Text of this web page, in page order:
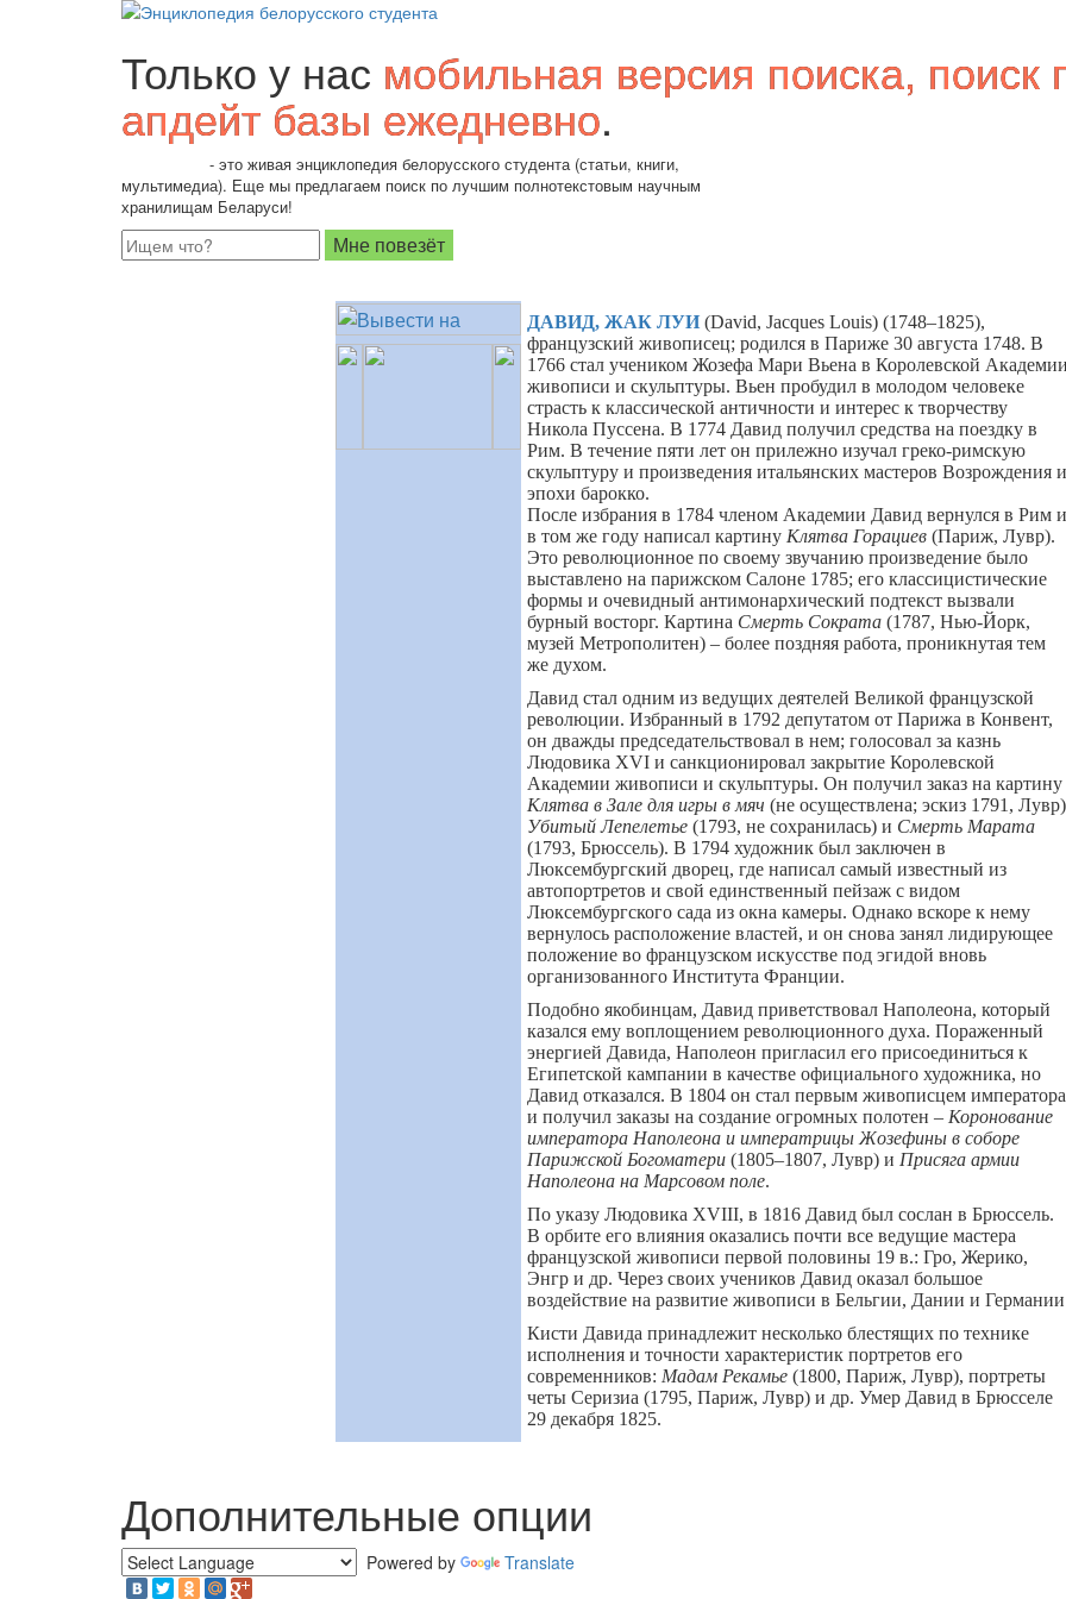
Только у нас мобильная версия поиска, поиск
апдейт базы ежедневно.
- это живая энциклопедия белорусского студента (статьи, книги,
мультимедиа). Еще мы предлагаем поиск по лучшим полнотекстовым научным
хранилищам Беларуси!
ДАВИД, ЖАК ЛУИ (David, Jacques Louis) (1748–1825),
французский живописец; родился в Париже 30 августа 1748. В
1766 стал учеником Жозефа Мари Вьена в Королевской
живописи и скульптуры. Вьен пробудил в молодом человеке
страсть к классической античности и интерес к творчеству
Никола Пуссена. В 1774 Давид получил средства на поездку в
Рим. В течение пяти лет он прилежно изучал греко-римскую
скульптуру и произведения итальянских мастеров Возрождения и
эпохи барокко.
После избрания в 1784 членом Академии Давид вернулся в Рим и
в том же году написал картину Клятва Горациев (Париж, Лувр).
Это революционное по своему звучанию произведение было
выставлено на парижском Салоне 1785; его классицистические
формы и очевидный антимонархический подтекст вызвали
бурный восторг. Картина Смерть Сократа (1787, Нью-Йорк,
музей Метрополитен) – более поздняя работа, проникнутая тем
же духом.
Давид стал одним из ведущих деятелей Великой французской
революции. Избранный в 1792 депутатом от Парижа в Конвент,
он дважды председательствовал в нем; голосовал за казнь
Людовикa XVI и санкционировал закрытие Королевской
Академии живописи и скульптуры. Он получил заказ на картину
Клятва в Зале для игры в мяч (не осуществлена; эскиз 1791,
Убитый Лепелетье (1793, не сохранилась) и Смерть Марата
(1793, Брюссель). В 1794 художник был заключен в
Люксембургский дворец, где написал самый известный из
автопортретов и свой единственный пейзаж с видом
Люксембургского сада из окна камеры. Однако вскоре к нему
вернулось расположение властей, и он снова занял лидирующее
положение во французском искусстве под эгидой вновь
организованного Института Франции.
Подобно якобинцам, Давид приветствовал Наполеона, который
казался ему воплощением революционного духа. Пораженный
энергией Давида, Наполеон пригласил его присоединиться к
Египетской кампании в качестве официального художника, но
Давид отказался. В 1804 он стал первым живописцем императора
и получил заказы на создание огромных полотен – Коронование
императора Наполеона и императрицы Жозефины в соборе
Парижской Богоматери (1805–1807, Лувр) и Присяга армии
Наполеона на Марсовом поле.
По указу Людовика XVIII, в 1816 Давид был сослан в Брюссель.
В орбите его влияния оказались почти все ведущие мастера
французской живописи первой половины 19 в.: Гро, Жерико,
Энгр и др. Через своих учеников Давид оказал большое
воздействие на развитие живописи в Бельгии, Дании и
Кисти Давида принадлежит несколько блестящих по технике
исполнения и точности характеристик портретов его
современников: Мадам Рекамье (1800, Париж, Лувр), портреты
четы Серизиа (1795, Париж, Лувр) и др. Умер Давид в Брюсселе
29 декабря 1825.
Дополнительные опции
Powered by Translate